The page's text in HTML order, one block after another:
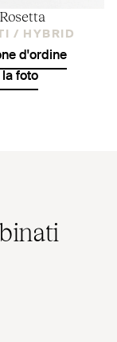
/ HYBRID
d'ordine
foto